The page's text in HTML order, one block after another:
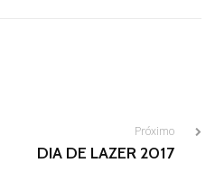
Próximo
DIA DE LAZER 2017